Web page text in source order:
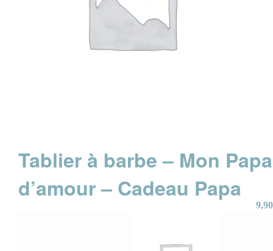
Tablier à barbe – Mon Papa
d’amour – Cadeau Papa
9,90